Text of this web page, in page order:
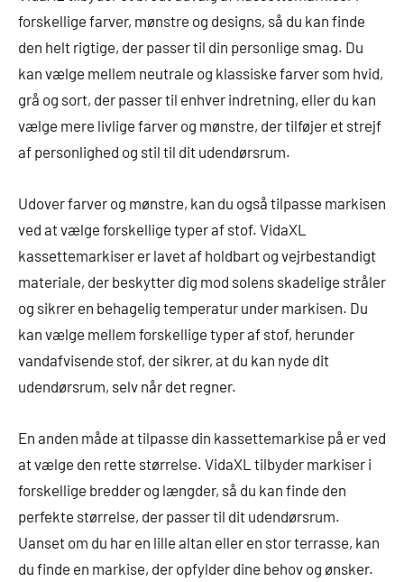
forskellige farver, mønstre og designs, så du kan finde
den helt rigtige, der passer til din personlige smag. Du
kan vælge mellem neutrale og klassiske farver som hvid,
grå og sort, der passer til enhver indretning, eller du kan
vælge mere livlige farver og mønstre, der tilføjer et strejf
af personlighed og stil til dit udendørsrum.
Udover farver og mønstre, kan du også tilpasse markisen
ved at vælge forskellige typer af stof. VidaXL
kassettemarkiser er lavet af holdbart og vejrbestandigt
materiale, der beskytter dig mod solens skadelige stråler
og sikrer en behagelig temperatur under markisen. Du
kan vælge mellem forskellige typer af stof, herunder
vandafvisende stof, der sikrer, at du kan nyde dit
udendørsrum, selv når det regner.
En anden måde at tilpasse din kassettemarkise på er ved
at vælge den rette størrelse. VidaXL tilbyder markiser i
forskellige bredder og længder, så du kan finde den
perfekte størrelse, der passer til dit udendørsrum.
Uanset om du har en lille altan eller en stor terrasse, kan
du finde en markise, der opfylder dine behov og ønsker.